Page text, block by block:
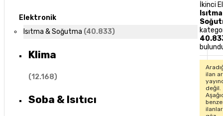
Elektronik
Isıtma & Soğutma (40.833)
Klima
(12.168)
Soba & Isıtıcı
İkinci El
ilan
değil.